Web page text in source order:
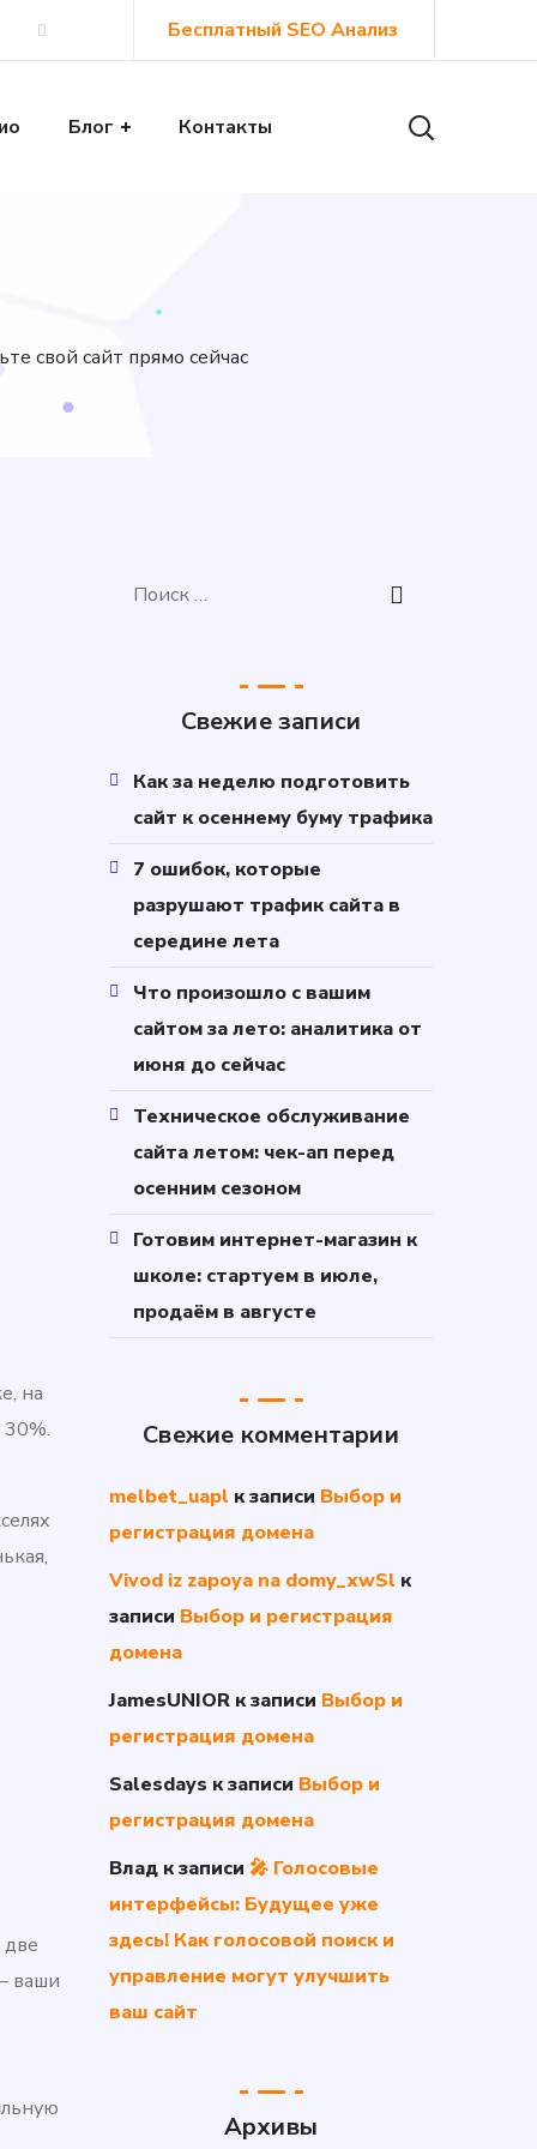
Бесплатный SEO Анализ
Блог Контакты
свой сайт прямо сейчас
на
две
ваши
Свежие записи
Как за неделю подготовить
сайт к осеннему буму трафика
7 ошибок, которые
разрушают трафик сайта в
середине лета
Что произошло с вашим
сайтом за лето: аналитика от
июня до сейчас
Техническое обслуживание
сайта летом: чек-ап перед
осенним сезоном
Готовим интернет-магазин к
школе: стартуем в июле,
продаём в августе
Свежие комментарии
melbet_uapl к записи Выбор и
регистрация домена
Vivod iz zapoya na domy_xwSl к
записи Выбор и регистрация
домена
JamesUNIOR к записи Выбор и
регистрация домена
Salesdays к записи Выбор и
регистрация домена
Влад к записи 🎤 Голосовые
интерфейсы: Будущее уже
здесь! Как голосовой поиск и
управление могут улучшить
ваш сайт
Архивы